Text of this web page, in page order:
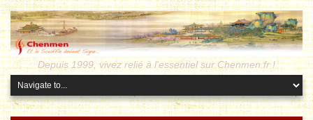
Depuis 1999, vivez relié à l'essentiel sur Chenmen.fr !